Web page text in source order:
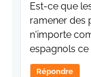
Est-ce que
ramener des
n'importe
espagnols
Répondre